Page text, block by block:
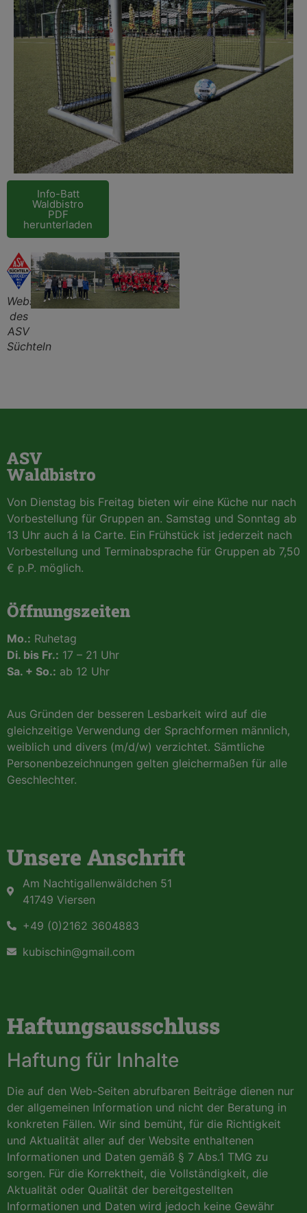
Info-Batt
Waldbistro
PDF
herunterladen
Webseite
des
ASV
Süchteln
ASV
Waldbistro
Von Dienstag bis Freitag bieten wir eine Küche nur nach
Vorbestellung für Gruppen an. Samstag und Sonntag ab
13 Uhr auch á la Carte. Ein Frühstück ist jederzeit nach
Vorbestellung und Terminabsprache für Gruppen ab 7,50
€ p.P. möglich.
Öffnungszeiten
Mo.: Ruhetag
Di. bis Fr.: 17 – 21 Uhr
Sa. + So.: ab 12 Uhr
Aus Gründen der besseren Lesbarkeit wird auf die
gleichzeitige Verwendung der Sprachformen männlich,
weiblich und divers (m/d/w) verzichtet. Sämtliche
Personenbezeichnungen gelten gleichermaßen für alle
Geschlechter.
Unsere Anschrift
Am Nachtigallenwäldchen 51
41749 Viersen
+49 (0)2162 3604883
kubischin@gmail.com
Haftungsausschluss
Haftung für Inhalte
Die auf den Web-Seiten abrufbaren Beiträge dienen nur
der allgemeinen Information und nicht der Beratung in
konkreten Fällen. Wir sind bemüht, für die Richtigkeit
und Aktualität aller auf der Website enthaltenen
Informationen und Daten gemäß § 7 Abs.1 TMG zu
sorgen. Für die Korrektheit, die Vollständigkeit, die
Aktualität oder Qualität der bereitgestellten
Informationen und Daten wird jedoch keine Gewähr